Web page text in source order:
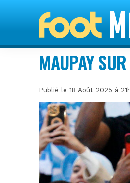
MAUPAY
Publié le 18 Août 2025 à